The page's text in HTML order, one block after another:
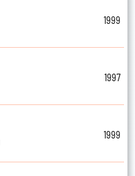
1999
1997
1999